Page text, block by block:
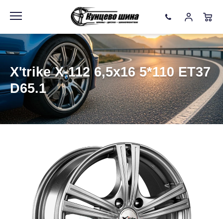
X'trike X-112 6,5x16 5*110 ET37
D65.1
Информация Фото товара